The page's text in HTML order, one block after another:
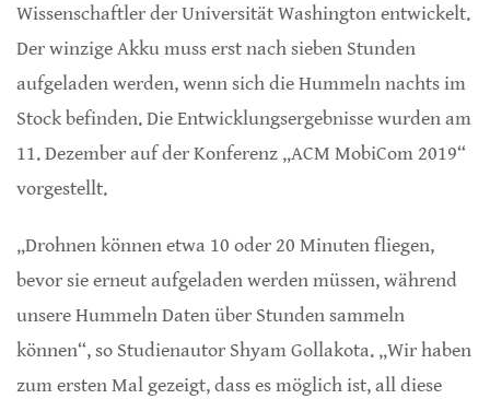
Wissenschaftler der Universität Washington entwickelt.
Der winzige Akku muss erst nach sieben Stunden
aufgeladen werden, wenn sich die Hummeln nachts im
Stock befinden. Die Entwicklungsergebnisse wurden am
11. Dezember auf der Konferenz „ACM MobiCom 2019“
vorgestellt.
„Drohnen können etwa 10 oder 20 Minuten fliegen,
bevor sie erneut aufgeladen werden müssen, während
unsere Hummeln Daten über Stunden sammeln
können“, so Studienautor Shyam Gollakota. „Wir haben
zum ersten Mal gezeigt, dass es möglich ist, all diese